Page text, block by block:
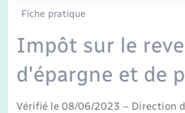
Etat-civil - Papiers -
Mariage – PACS
Parrainage civil
Transports scolaires
Travaux - Autorisation
Compétences
Plan interactif
Fiche pratique
Impôt sur le
d'épargne et de
Vérifié le 08/06/2023 – Direction